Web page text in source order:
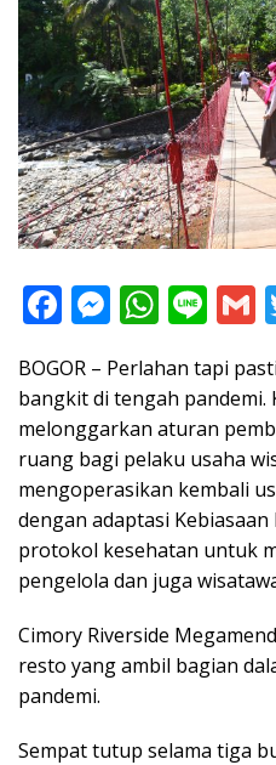
F
e
b
o
o
k
M
ss
e
n
g
er
W
at
s
A
p
p
Li
e
l
BOGOR – Perlahan tapi
bangkit di tengah pandemi.
melonggarkan aturan
ruang bagi pelaku usaha
mengoperasikan kembali
dengan adaptasi
protokol kesehatan untuk
pengelola dan juga
Cimory Riverside
resto yang ambil bagian
pandemi.
Sempat tutup selama tiga